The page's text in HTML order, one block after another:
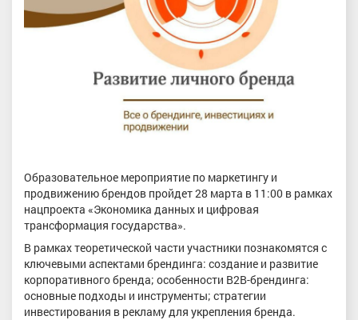
Образовательное мероприятие по маркетингу и
продвижению брендов пройдет 28 марта в 11:00 в рамках
нацпроекта «Экономика данных и цифровая
трансформация государства».
В рамках теоретической части участники познакомятся с
ключевыми аспектами брендинга: создание и развитие
корпоративного бренда; особенности B2B-брендинга:
основные подходы и инструменты; стратегии
инвестирования в рекламу для укрепления бренда.